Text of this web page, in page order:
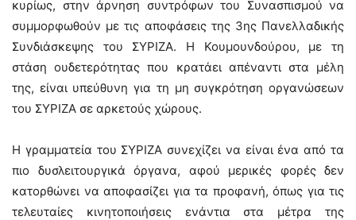
κυρίως, στην άρνηση συντρόφων του Συνασπισμού να
συμμορφωθούν με τις αποφάσεις της 3ης Πανελλαδικής
Συνδιάσκεψης του ΣΥΡΙΖΑ. Η Κουμουνδούρου, με τη
στάση ουδετερότητας που κρατάει απέναντι στα μέλη
της, είναι υπεύθυνη για τη μη συγκρότηση οργανώσεων
του ΣΥΡΙΖΑ σε αρκετούς χώρους.
Η γραμματεία του ΣΥΡΙΖΑ συνεχίζει να είναι ένα από τα
πιο δυσλειτουργικά όργανα, αφού μερικές φορές δεν
κατορθώνει να αποφασίζει για τα προφανή, όπως για τις
τελευταίες κινητοποιήσεις ενάντια στα μέτρα της